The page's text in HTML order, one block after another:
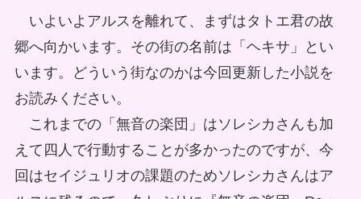
いよいよアルスを離れて、まずはタトエ君の故
郷へ向かいます。その街の名前は「ヘキサ」とい
います。どういう街なのかは今回更新した小説を
お読みください。
これまでの「無音の楽団」はソレシカさんも加
えて四人で行動することが多かったのですが、今
回はセイジュリオの課題のためソレシカさんはア